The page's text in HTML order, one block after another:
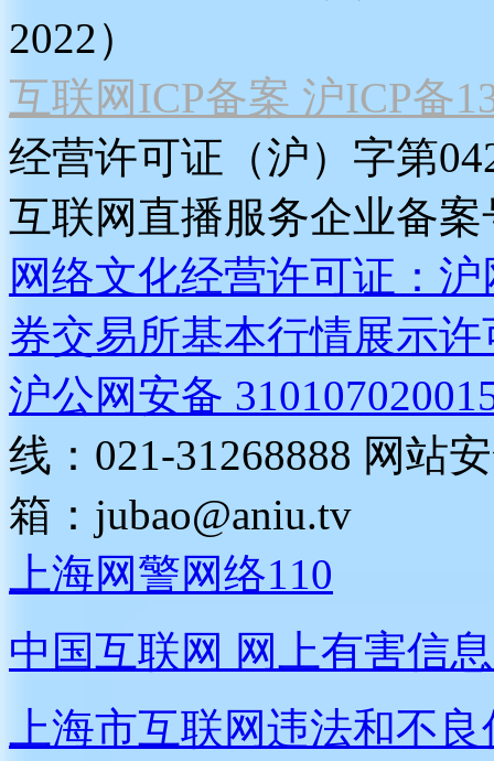
2022）
互联网ICP备案 沪ICP备
经营许可证（沪）字第
互联网直播服务企业备案
网络文化经营许可证：
券交易所基本行情展示许
沪公网安备
线：021-31268888 网站
箱： jubao@aniu.tv
上海网警网络110
中国互联网 网上有害信
上海市互联网违法和不